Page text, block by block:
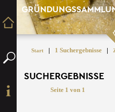
Start | 1 Suchergebnisse |
SUCHERGEBNISSE
Seite 1 von 1